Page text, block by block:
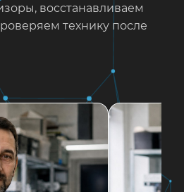
восстанавливаем
технику после